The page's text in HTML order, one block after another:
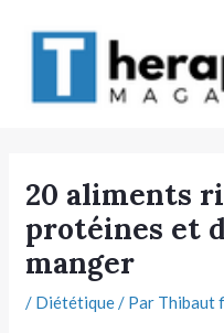
20 aliments
protéines et
manger
/ Diététique/ Par Thibaut